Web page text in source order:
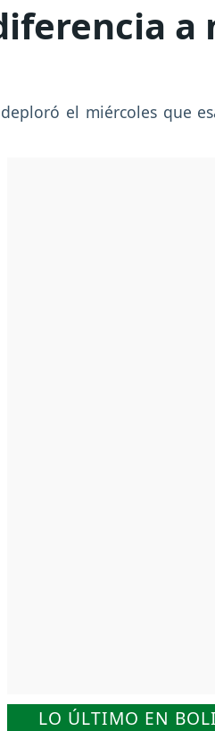
a
el miércoles que
LO ÚLTIMO EN